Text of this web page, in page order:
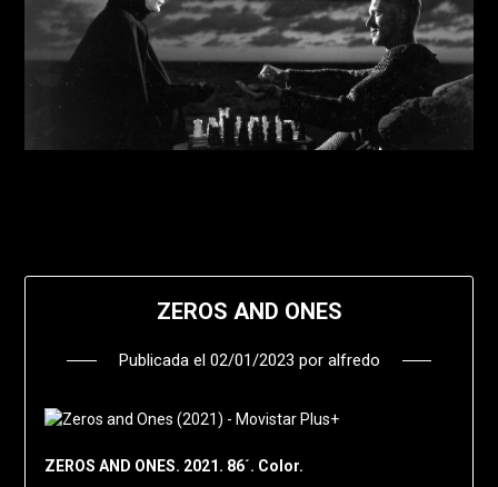
ZEROS AND ONES
Publicada el 02/01/2023 por alfredo
ZEROS AND ONES. 2021. 86´. Color.